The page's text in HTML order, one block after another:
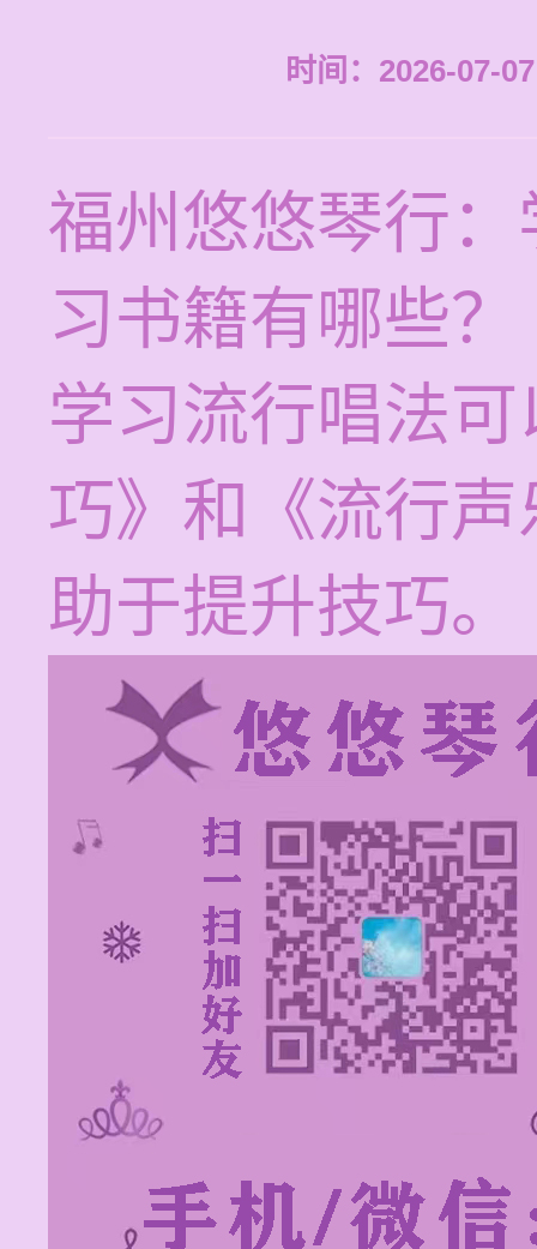
时间：2026-07-
福州悠悠琴行
习书籍有哪些？
学习流行唱法
巧》和《流行
助于提升技巧。